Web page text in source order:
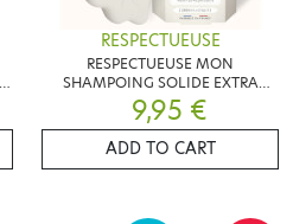
RESPECTUEUSE
RESPECTUEUSE MON
SHAMPOING SOLIDE EXTRA
DOUX BIO 75G
9,95 €
ADD TO CART